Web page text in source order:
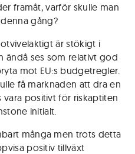
framåt, varför skulle man
gång?
är stökigt i
ändå ses som relativt god
mot EU:s budgetregler.
få marknaden att dra en
vara positivt för riskaptiten
initialt.
många men trots detta
positiv tillväxt